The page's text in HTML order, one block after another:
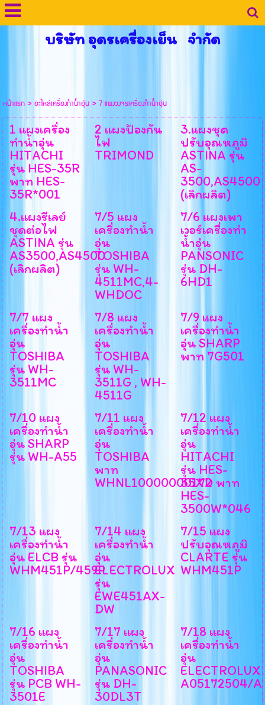
บริษัท อุดรเครื่องเย็น จำกัด
หน้าแรก>อะไหล่เครื่องทำน้ำอุ่น>7 แผงวงจรเครื่องทำน้ำอุ่น
1 แผงเครื่อง
ทำน้ำอุ่น
HITACHI
รุ่น HES-35R
พาท HES-
35R*001
2 แผงป้องกัน
ไฟ
TRIMOND
3.แผงชุด
ปรับอุณหภูมิ
ASTINA รุ่น
AS-
3500,AS4500
(เลิกผลิต)
4.แผงรีเลย์
ชุดต่อไฟ
ASTINA รุ่น
AS3500,AS4500
(เลิกผลิต)
7/5 แผง
เครื่องทำน้ำ
อุ่น
TOSHIBA
รุ่น WH-
4511MC,4-
WHDOC
7/6 แผงเพา
เวอร์เครื่องทำ
น้ำอุ่น
PANSONIC
รุ่น DH-
6HD1
7/7 แผง
เครื่องทำน้ำ
อุ่น
TOSHIBA
รุ่น WH-
3511MC
7/8 แผง
เครื่องทำน้ำ
อุ่น
TOSHIBA
รุ่น WH-
3511G , WH-
4511G
7/9 แผง
เครื่องทำน้ำ
อุ่น SHARP
พาท 7G501
7/10 แผง
เครื่องทำน้ำ
อุ่น SHARP
รุ่น WH-A55
7/11 แผง
เครื่องทำน้ำ
อุ่น
TOSHIBA
พาท
WHNL10000000172
7/12 แผง
เครื่องทำน้ำ
อุ่น
HITACHI
รุ่น HES-
35XD​ พาท
HES-
3500W*046
7/13 แผง
เครื่องทำน้ำ
อุ่น ELCB รุ่น
WHM451P/459P
7/14 แผง
เครื่องทำน้ำ
อุ่น
ELECTROLUX
รุ่น
EWE451AX-
DW
7/15 แผง
ปรับอุณหภูมิ
CLARTE รุ่น
WHM451P
7/16 แผง
เครื่องทำน้ำ
อุ่น
TOSHIBA
รุ่น PCB WH-
3501E
7/17 แผง
เครื่องทำน้ำ
อุ่น
PANASONIC
รุ่น DH-
30DL3T
7/18 แผง
เครื่องทำน้ำ
อุ่น
ELECTROLUX
A05172504/A